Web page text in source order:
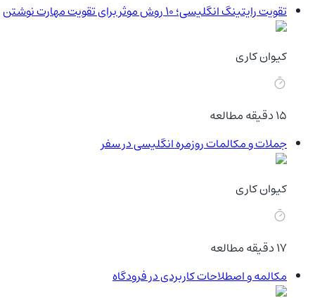
تقویت رایتینگ انگلیسی؛ ۱۰ روش موثر برای تقویت مهارت نوشتن
کیوان کاری
15دقیقه مطالعه
جملات و مکالمات روزمره انگلیسی در سفر
کیوان کاری
17دقیقه مطالعه
مکالمه و اصطلاحات کاربردی در فرودگاه